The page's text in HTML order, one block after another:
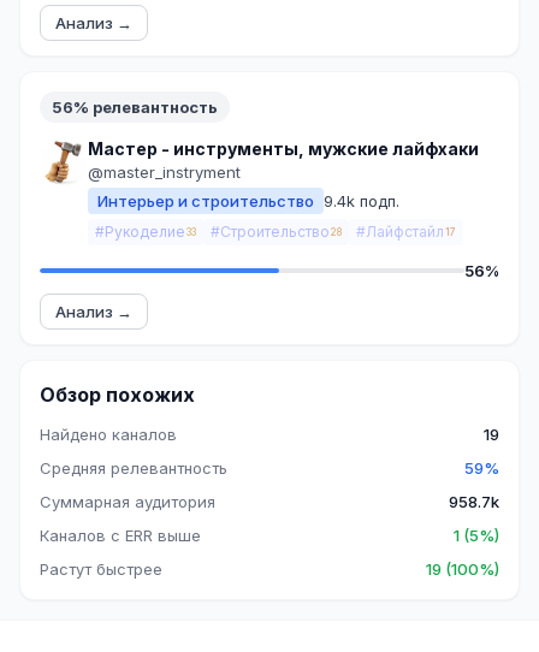
Анализ →
56% релевантность
Мастер - инструменты, мужские лайфхаки
@master_instryment
Интерьер и строительство 9.4k подп.
#Рукоделие 33 #Строительство 28 #Лайфстайл 17
56%
Анализ →
Обзор похожих
Найдено каналов
19
Средняя релевантность
59%
Суммарная аудитория
958.7k
Каналов с ERR выше
1 (5%)
Растут быстрее
19 (100%)